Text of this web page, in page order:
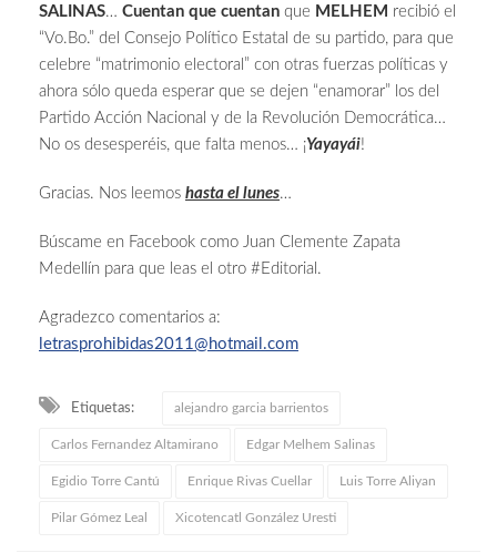
SALINAS… Cuentan que cuentan que MELHEM recibió el
“Vo.Bo.” del Consejo Político Estatal de su partido, para que
celebre “matrimonio electoral” con otras fuerzas políticas y
ahora sólo queda esperar que se dejen “enamorar” los del
Partido Acción Nacional y de la Revolución Democrática…
No os desesperéis, que falta menos… ¡Yayayái!
Gracias. Nos leemos hasta el lunes…
Búscame en Facebook como Juan Clemente Zapata
Medellín para que leas el otro #Editorial.
Agradezco comentarios a:
letrasprohibidas2011@hotmail.com
Etiquetas: alejandro garcia barrientos
Carlos Fernandez Altamirano Edgar Melhem Salinas
Egidio Torre Cantú Enrique Rivas Cuellar Luis Torre Aliyan
Pilar Gómez Leal Xicotencatl González Uresti